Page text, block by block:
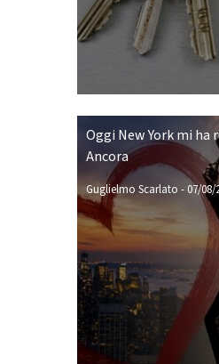
Oggi New York mi ha
Ancora
Guglielmo Scarlato -07/08/